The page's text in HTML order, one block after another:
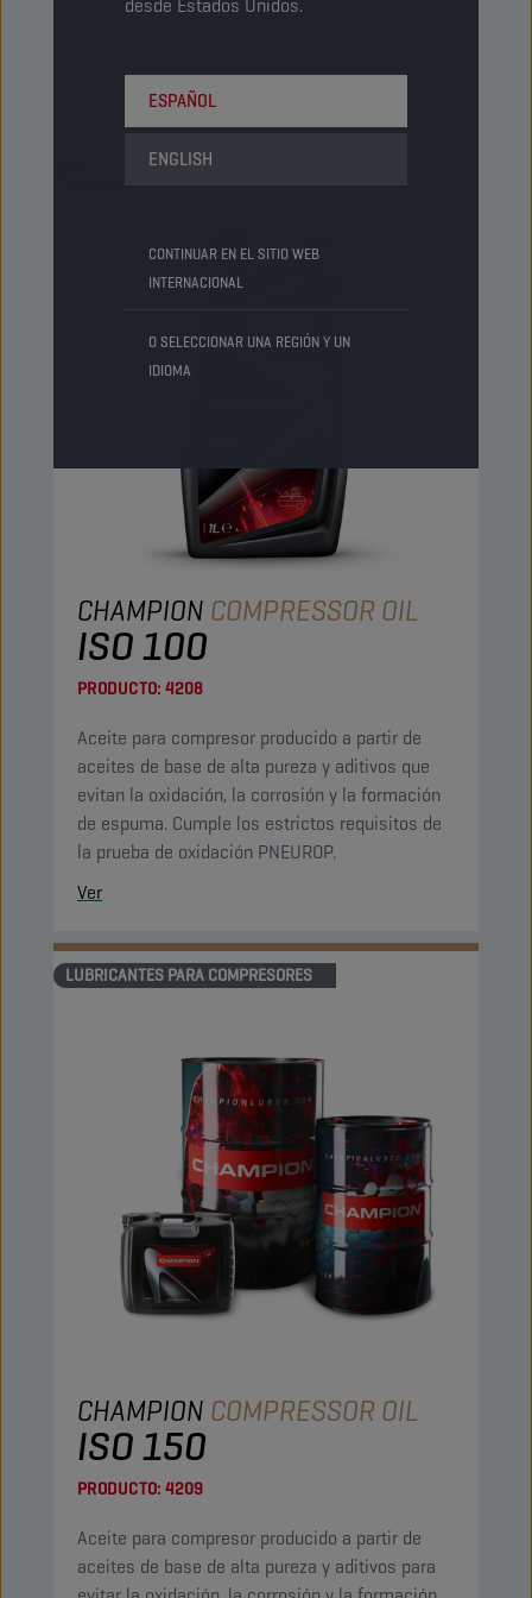
ESPAÑOL
ENGLISH
CONTINUAR EN EL SITIO WEB
INTERNACIONAL
O SELECCIONAR UNA REGIÓN Y UN
IDIOMA
CHAMPION COMPRESSOR OIL
ISO 100
PRODUCTO: 4208
Aceite para compresor producido a partir de
aceites de base de alta pureza y aditivos que
evitan la oxidación, la corrosión y la formación
de espuma. Cumple los estrictos requisitos de
la prueba de oxidación PNEUROP.
Ver
LUBRICANTES PARA COMPRESORES
CHAMPION COMPRESSOR OIL
ISO 150
PRODUCTO: 4209
Aceite para compresor producido a partir de
aceites de base de alta pureza y aditivos para